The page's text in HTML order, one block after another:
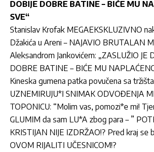
DOBIJE DOBRE BATINE – BIĆE MU
SVE“
Stanislav Krofak MEGAEKSKLUZIVNO
Džakića u Areni – NAJAVIO BRUTALAN
Aleksandrom Jankovićem: „ZASLUŽIO JE
DOBRE BATINE – BIĆE MU
Kineska gumena patka povučena sa
UZNEMIRUJU*I SNIMAK ODVOĐENJA
TOPONICU: “Molim vas, pomozi*e mi!
GLUMIM da sam LU*A zbog para – ”
KRISTIJAN NIJE IZDRŽAO!? Pred kraj se
OVOM RIJALITI UČESNICOM!?